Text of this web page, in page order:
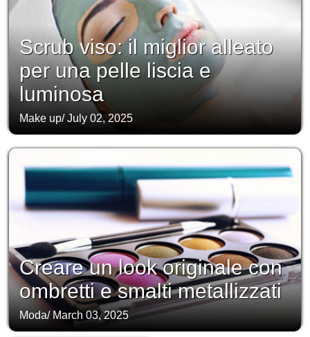
Scrub viso: il miglior alleato
per una pelle liscia e
luminosa
Make up/July 02, 2025
Creare un look originale con
ombretti e smalti metallizzati
Moda/ March 03, 2025